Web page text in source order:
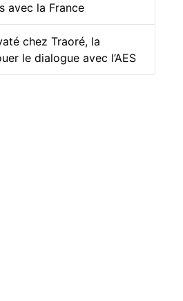
avec la France
chez Traoré, la
le dialogue avec l’AES